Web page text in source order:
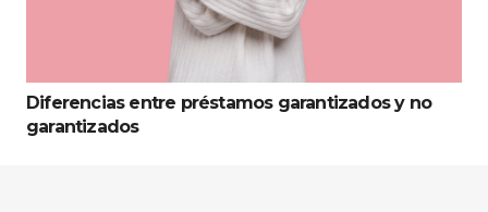
Diferencias entre préstamos garantizados y no
garantizados